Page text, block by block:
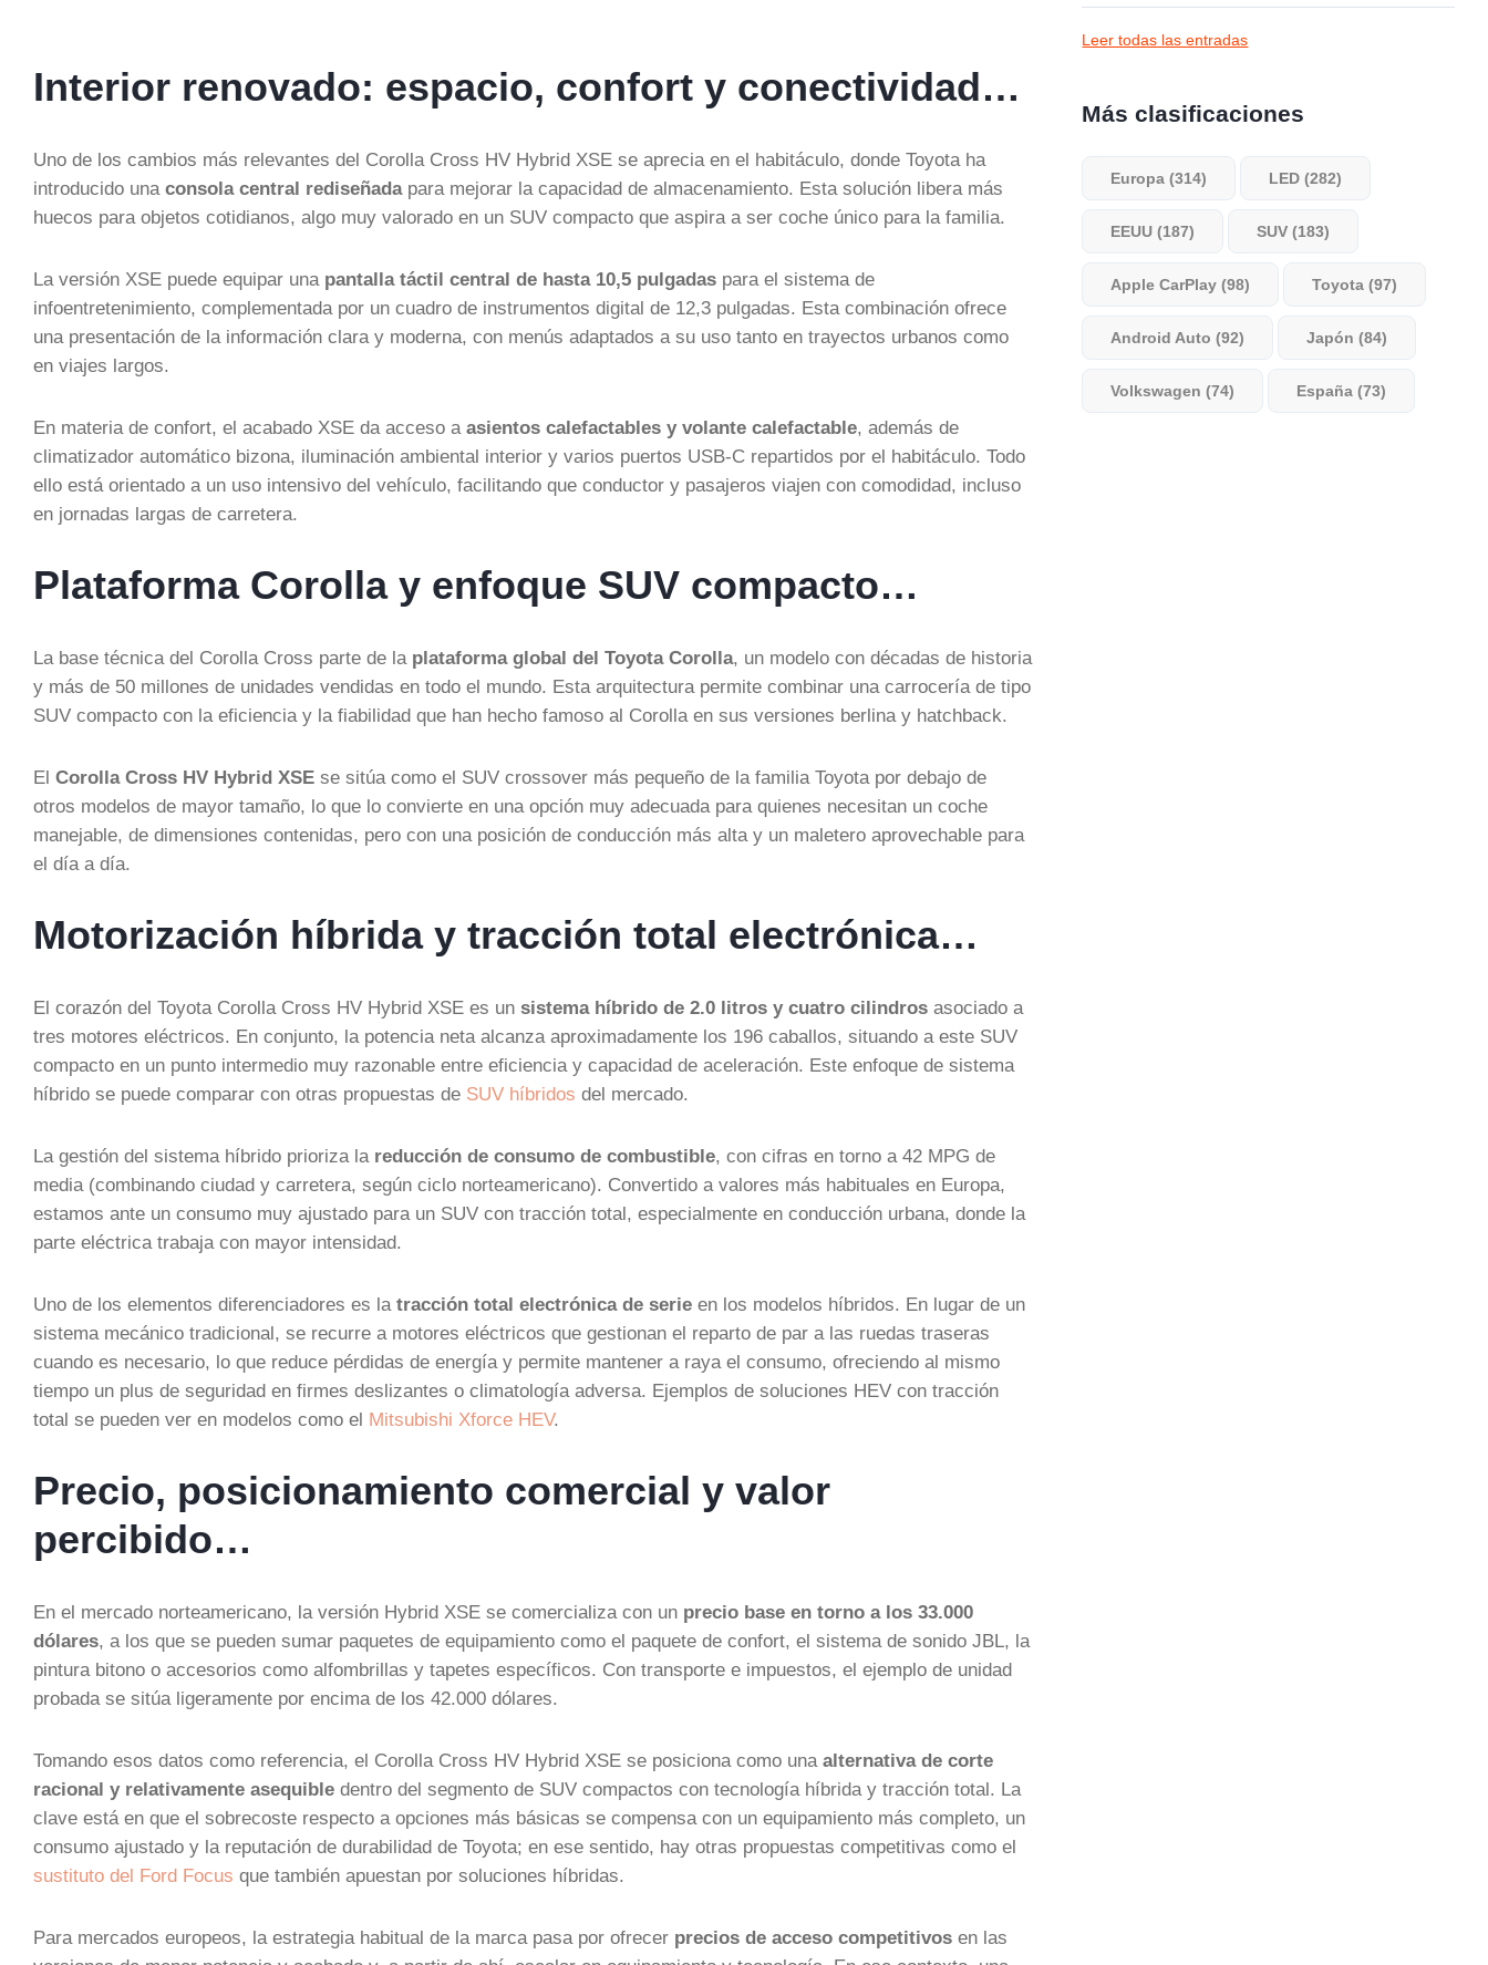
Interior renovado: espacio, confort y conectividad…
Uno de los cambios más relevantes del Corolla Cross HV Hybrid XSE se aprecia en el habitáculo, donde Toyota ha
introducido una consola central rediseñadapara mejorar la capacidad de almacenamiento. Esta solución libera más
huecos para objetos cotidianos, algo muy valorado en un SUV compacto que aspira a ser coche único para la familia.
La versión XSE puede equipar una pantalla táctil central de hasta 10,5 pulgadas para el sistema de
infoentretenimiento, complementada por un cuadro de instrumentos digital de 12,3 pulgadas. Esta combinación ofrece
una presentación de la información clara y moderna, con menús adaptados a su uso tanto en trayectos urbanos como
en viajes largos.
En materia de confort, el acabado XSE da acceso a asientos calefactables y volante calefactable, además de
climatizador automático bizona, iluminación ambiental interior y varios puertos USB-C repartidos por el habitáculo. Todo
ello está orientado a un uso intensivo del vehículo, facilitando que conductor y pasajeros viajen con comodidad, incluso
en jornadas largas de carretera.
Plataforma Corolla y enfoque SUV compacto…
La base técnica del Corolla Cross parte de la plataforma global del Toyota Corolla, un modelo con décadas de historia
y más de 50 millones de unidades vendidas en todo el mundo. Esta arquitectura permite combinar una carrocería de tipo
SUV compacto con la eficiencia y la fiabilidad que han hecho famoso al Corolla en sus versiones berlina y hatchback.
El Corolla Cross HV Hybrid XSE se sitúa como el SUV crossover más pequeño de la familia Toyota por debajo de
otros modelos de mayor tamaño, lo que lo convierte en una opción muy adecuada para quienes necesitan un coche
manejable, de dimensiones contenidas, pero con una posición de conducción más alta y un maletero aprovechable para
el día a día.
Motorización híbrida y tracción total electrónica…
El corazón del Toyota Corolla Cross HV Hybrid XSE es un sistema híbrido de 2.0 litros y cuatro cilindros asociado a
tres motores eléctricos. En conjunto, la potencia neta alcanza aproximadamente los 196 caballos, situando a este SUV
compacto en un punto intermedio muy razonable entre eficiencia y capacidad de aceleración. Este enfoque de sistema
híbrido se puede comparar con otras propuestas de SUV híbridos del mercado.
La gestión del sistema híbrido prioriza la reducción de consumo de combustible, con cifras en torno a 42 MPG de
media (combinando ciudad y carretera, según ciclo norteamericano). Convertido a valores más habituales en Europa,
estamos ante un consumo muy ajustado para un SUV con tracción total, especialmente en conducción urbana, donde la
parte eléctrica trabaja con mayor intensidad.
Uno de los elementos diferenciadores es la tracción total electrónica de serie en los modelos híbridos. En lugar de un
sistema mecánico tradicional, se recurre a motores eléctricos que gestionan el reparto de par a las ruedas traseras
cuando es necesario, lo que reduce pérdidas de energía y permite mantener a raya el consumo, ofreciendo al mismo
tiempo un plus de seguridad en firmes deslizantes o climatología adversa. Ejemplos de soluciones HEV con tracción
total se pueden ver en modelos como el Mitsubishi Xforce HEV.
Precio, posicionamiento comercial y valor
percibido…
En el mercado norteamericano, la versión Hybrid XSE se comercializa con un precio base en torno a los 33.000
dólares, a los que se pueden sumar paquetes de equipamiento como el paquete de confort, el sistema de sonido JBL, la
pintura bitono o accesorios como alfombrillas y tapetes específicos. Con transporte e impuestos, el ejemplo de unidad
probada se sitúa ligeramente por encima de los 42.000 dólares.
Tomando esos datos como referencia, el Corolla Cross HV Hybrid XSE se posiciona como una alternativa de corte
racional y relativamente asequible dentro del segmento de SUV compactos con tecnología híbrida y tracción total. La
clave está en que el sobrecoste respecto a opciones más básicas se compensa con un equipamiento más completo, un
consumo ajustado y la reputación de durabilidad de Toyota; en ese sentido, hay otras propuestas competitivas como el
sustituto del Ford Focus que también apuestan por soluciones híbridas.
Para mercados europeos, la estrategia habitual de la marca pasa por ofrecer precios de acceso competitivos en las
Leer todas las entradas
Más clasificaciones
Europa (314) LED (282)
EEUU (187) SUV (183)
Apple CarPlay (98) Toyota (97)
Android Auto (92) Japón (84)
Volkswagen (74) España (73)